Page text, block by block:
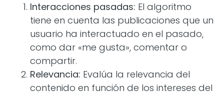
Interacciones pasadas: El algoritmo
tiene en cuenta las publicaciones que un
usuario ha interactuado en el pasado,
como dar «me gusta», comentar o
compartir.
Relevancia: Evalúa la relevancia del
contenido en función de los intereses del